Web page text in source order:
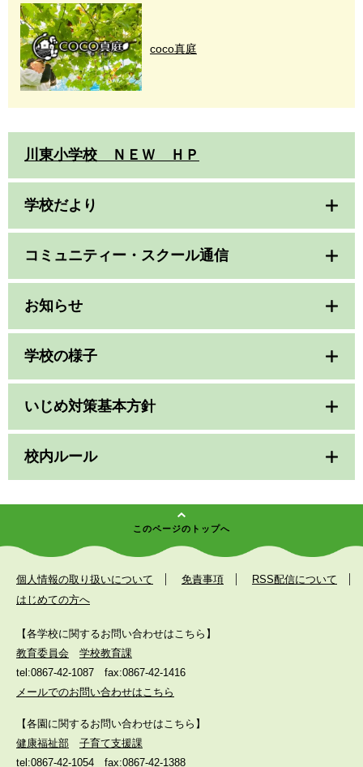
coco真庭
川東小学校 ＮＥＷ ＨＰ
学校だより
コミュニティー・スクール通信
お知らせ
学校の様子
いじめ対策基本方針
校内ルール
このページのトップへ
個人情報の取り扱いについて 免責事項
RSS配信について
はじめての方へ
【各学校に関するお問い合わせはこちら】
教育委員会
学校教育課
tel:0867-42-1087
fax:0867-42-1416
メールでのお問い合わせはこちら
【各園に関するお問い合わせはこちら】
健康福祉部
子育て支援課
tel:0867-42-1054
fax:0867-42-1388